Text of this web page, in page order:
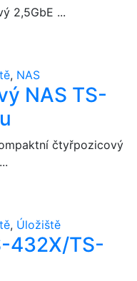
2,5GbE ...
, NAS
NAS TS-
čtyřpozicový
, Úložiště
432X/TS-